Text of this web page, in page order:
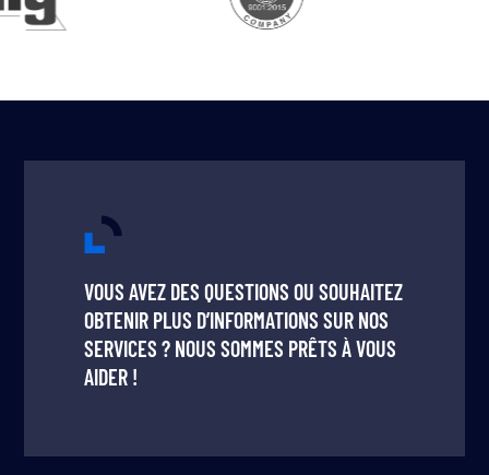
VOUS AVEZ DES QUESTIONS OU SOUHAITEZ
OBTENIR PLUS D’INFORMATIONS SUR NOS
SERVICES ? NOUS SOMMES PRÊTS À VOUS
AIDER !